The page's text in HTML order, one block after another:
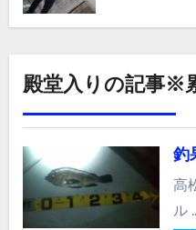
殿堂入りの記事※
釣
高
ル